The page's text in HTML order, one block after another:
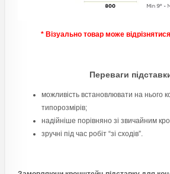
* Візуально товар може
Переваги
можливість встановлювати на нього
типорозмірів;
надійніше порівняно зі звичайним
зручні під час робіт “зі сходів”.